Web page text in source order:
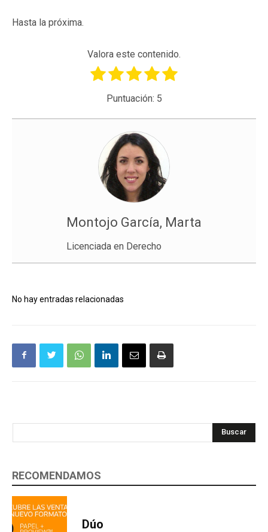
Hasta la próxima.
Valora este contenido.
Puntuación: 5
Montojo García, Marta
Licenciada en Derecho
No hay entradas relacionadas
Buscar
RECOMENDAMOS
Dúo